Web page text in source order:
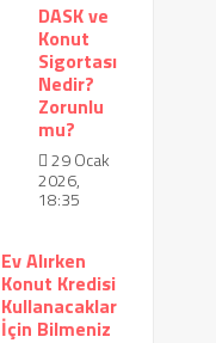
DASK ve
Konut
Sigortası
Nedir?
Zorunlu
mu?
29 Ocak
2026,
18:35
Ev Alırken
Konut Kredisi
Kullanacaklar
İçin Bilmeniz